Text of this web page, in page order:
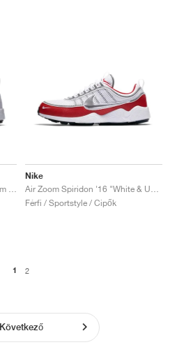
Nike
Férfi / Sportstyle / Cipők
1 2
Következő